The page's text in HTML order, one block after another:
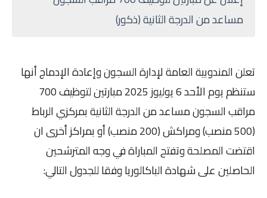
مساعد من الدرجة الثانية (ذكور)
تعلن المندوبية العامة لإدارة السجون وإعادة الإدماج أنها
ستنظم يوم الأحد 6 يوليوز 2025 مبارتين لتوظيف 700
مراقب السجون مساعد من الدرجة الثانية بمركزي الرباط
(500 منصب) ومراكش (200 منصب) أو بمراكز أخرى ان
اقتضت المصلحة وتفتح المباراة في وجه المترشحين
الحاصلين على شهادة الباكالوريا وفقا للجدول التالي: